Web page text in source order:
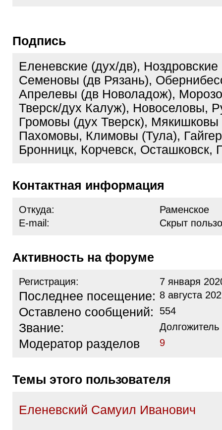
Подпись
Еленевские (дух/дв),
Семеновы (дв Рязань),
Апрелевы (дв Новоладож),
Тверск/дух Калуж), Новоселовы,
Громовы (дух Тверск), Мякишковы
Пахомовы, Климовы (Тула),
Бронницк, Корчевск, Осташковск,
Контактная информация
Откуда:
Раменское
E-mail:
Скрыт
Активность на форуме
Регистрация: 7 января
Последнее посещение: 8 августа
Оставлено сообщений: 554
Звание:
Модератор разделов 9
Темы этого пользователя
Еленевский Самуил Иванович